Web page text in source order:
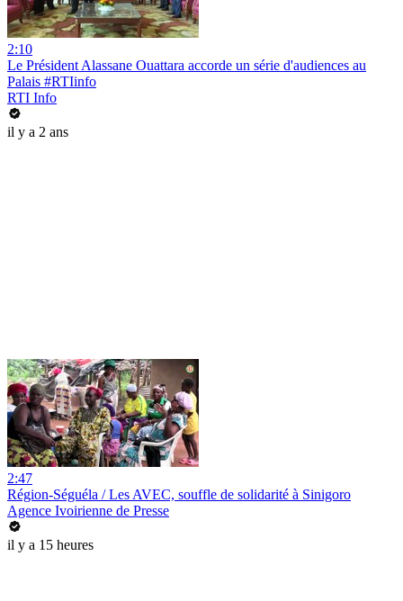
2:10
Le Président Alassane Ouattara accorde un série d'audiences au
Palais #RTIinfo
RTI Info
il y a 2 ans
2:47
Région-Séguéla / Les AVEC, souffle de solidarité à Sinigoro
Agence Ivoirienne de Presse
il y a 15 heures